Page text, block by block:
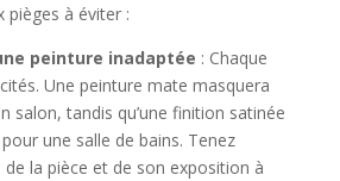
pièges à éviter :
peinture inadaptée : Chaque
Une peinture mate masquera
salon, tandis qu’une finition satinée
une salle de bains. Tenez
de la pièce et de son exposition à